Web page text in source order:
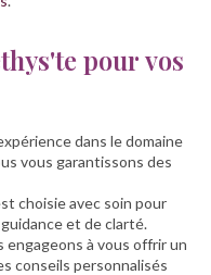
pour vos
dans le domaine
vous garantissons des
choisie avec soin pour
et de clarté.
engageons à vous offrir un
conseils personnalisés